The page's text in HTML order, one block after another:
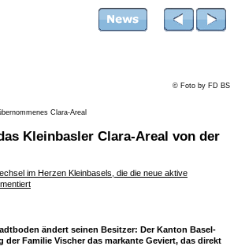
© Foto by FD BS
Clara-Areal
Kleinbasler Clara-Areal von der
im Herzen Kleinbasels, die die neue aktive
ändert seinen Besitzer: Der Kanton Basel-
der Familie Vischer das markante Geviert, das direkt